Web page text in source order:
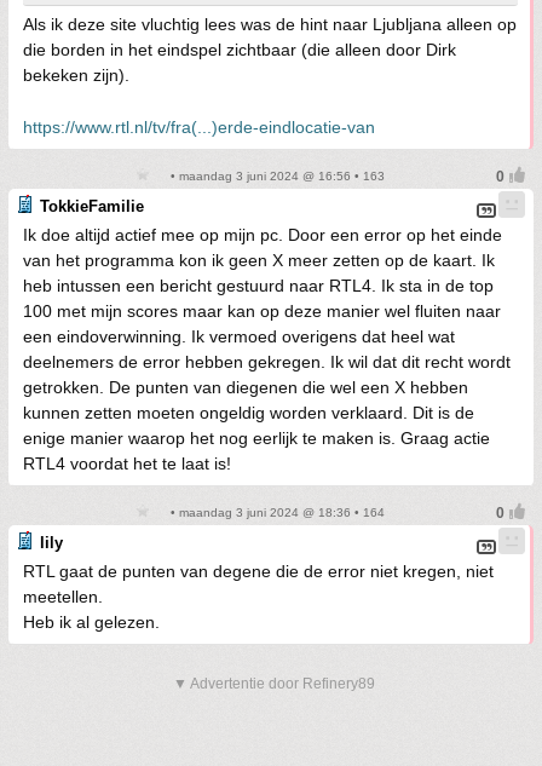
Als ik deze site vluchtig lees was de hint naar Ljubljana alleen op
die borden in het eindspel zichtbaar (die alleen door Dirk
bekeken zijn).
https://www.rtl.nl/tv/fra(...)erde-eindlocatie-van
• maandag 3 juni 2024 @ 16:56 • 163
TokkieFamilie
Ik doe altijd actief mee op mijn pc. Door een error op het einde
van het programma kon ik geen X meer zetten op de kaart. Ik
heb intussen een bericht gestuurd naar RTL4. Ik sta in de top
100 met mijn scores maar kan op deze manier wel fluiten naar
een eindoverwinning. Ik vermoed overigens dat heel wat
deelnemers de error hebben gekregen. Ik wil dat dit recht wordt
getrokken. De punten van diegenen die wel een X hebben
kunnen zetten moeten ongeldig worden verklaard. Dit is de
enige manier waarop het nog eerlijk te maken is. Graag actie
RTL4 voordat het te laat is!
• maandag 3 juni 2024 @ 18:36 • 164
lily
RTL gaat de punten van degene die de error niet kregen, niet
meetellen.
Heb ik al gelezen.
▼ Advertentie door Refinery89